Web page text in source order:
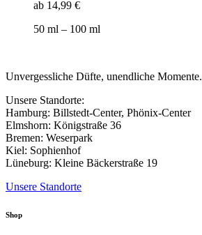
ab 14,99 €
50 ml – 100 ml
Unvergessliche Düfte, unendliche Momente.
Unsere Standorte:
Hamburg: Billstedt-Center, Phönix-Center
Elmshorn: Königstraße 36
Bremen: Weserpark
Kiel: Sophienhof
Lüneburg: Kleine Bäckerstraße 19
Unsere Standorte
Shop